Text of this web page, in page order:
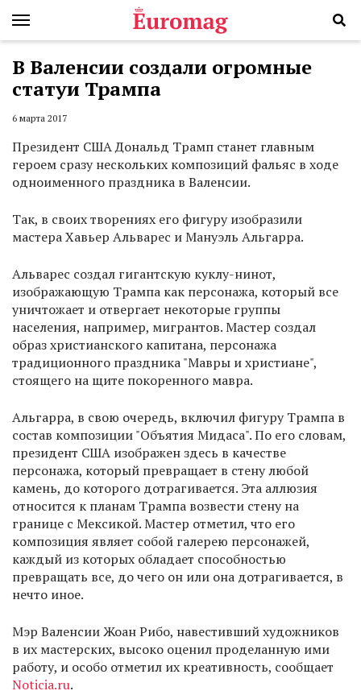
В Валенсии создали огромные
статуи Трампа
6 марта 2017
Президент США Дональд Трамп станет главным
героем сразу нескольких композиций фальяс в ходе
одноименного праздника в Валенсии.
Так, в своих творениях его фигуру изобразили
мастера Хавьер Альварес и Мануэль Альгарра.
Альварес создал гигантскую куклу-нинот,
изображающую Трампа как персонажа, который все
уничтожает и отвергает некоторые группы
населения, например, мигрантов. Мастер создал
образ христианского капитана, персонажа
традиционного праздника "Мавры и христиане",
стоящего на щите покоренного мавра.
Альгарра, в свою очередь, включил фигуру Трампа в
состав композиции "Объятия Мидаса". По его словам,
президент США изображен здесь в качестве
персонажа, который превращает в стену любой
камень, до которого дотрагивается. Эта аллюзия
относится к планам Трампа возвести стену на
границе с Мексикой. Мастер отметил, что его
композиция являет собой галерею персонажей,
каждый из которых обладает способностью
превращать все, до чего он или она дотрагивается, в
нечто иное.
Мэр Валенсии Жоан Рибо, навестивший художников
в их мастерских, высоко оценил проделанную ими
работу, и особо отметил их креативность, сообщает
Noticia.ru.